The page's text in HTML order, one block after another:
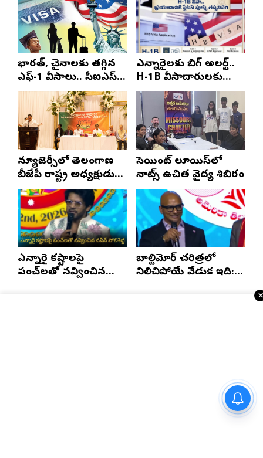
భారత్, చైనాలకు తగ్గిన
ఎఫ్-1 వీసాలు.. సీఐఎస్
నివేదిక..!
ఎన్నారైలకు బిగ్ అలర్ట్..
H-1B వీసాదారులకు
ప్రయాణ సమయంలో
స్టేటస్ ప్రూఫ్స్ తప్పనిసరి..!
న్యూజెర్సీలో తెలంగాణ
బీజేపీ రాష్ట్ర అధ్యక్షుడు
ఎన్. రాంచందర్‌రావుకు
ఘన స్వాగతం
సెయింట్ లూయిస్‌లో
నాట్స్ ఉచిత వైద్య శిబిరం
ఎన్నారై కష్టాలపై
పంచ్‌లతో నవ్వించిన
బాల్టిమోర్ చరిత్రలో
నిలిచిపోయే వేడుక ఇది: